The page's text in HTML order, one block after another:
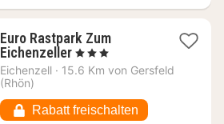
Euro Rastpark Zum
Eichenzeller1
Nacht
€
, 3 Sterne
Eichenzell · 15.6 Km von Gersfeld
(Rhön)
Rabatt freischalten